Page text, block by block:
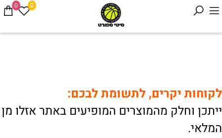
0 0
לקוחות יקרים, לתשומת לבכם:
ייתכן וחלק מהמוצרים המופיעים באתר אזלו מן
המלאי.